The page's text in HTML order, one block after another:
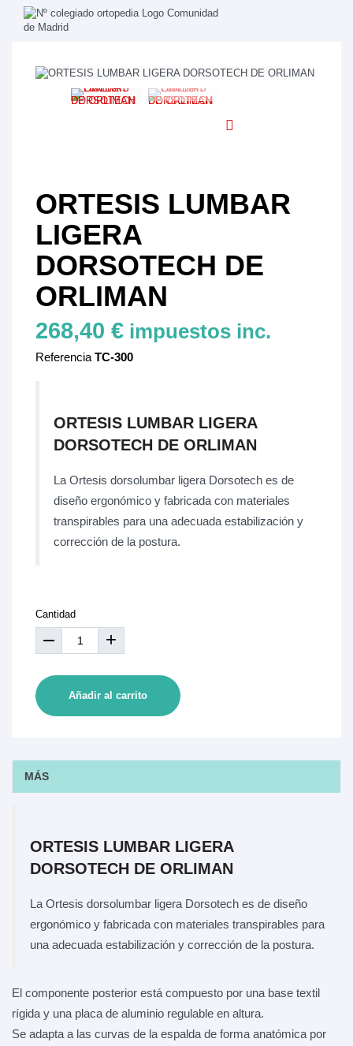
ORTESIS LUMBAR
LIGERA
DORSOTECH DE
ORLIMAN
268,40 € impuestos inc.
Referencia TC-300
ORTESIS LUMBAR LIGERA
DORSOTECH DE ORLIMAN
La Ortesis dorsolumbar ligera Dorsotech es de
diseño ergonómico y fabricada con materiales
transpirables para una adecuada estabilización y
corrección de la postura.
Cantidad
+
Añadir al carrito
MÁS
ORTESIS LUMBAR LIGERA
DORSOTECH DE ORLIMAN
La Ortesis dorsolumbar ligera Dorsotech es de diseño
ergonómico y fabricada con materiales transpirables para
una adecuada estabilización y corrección de la postura.
El componente posterior está compuesto por una base textil
rígida y una placa de aluminio regulable en altura.
Se adapta a las curvas de la espalda de forma anatómica por